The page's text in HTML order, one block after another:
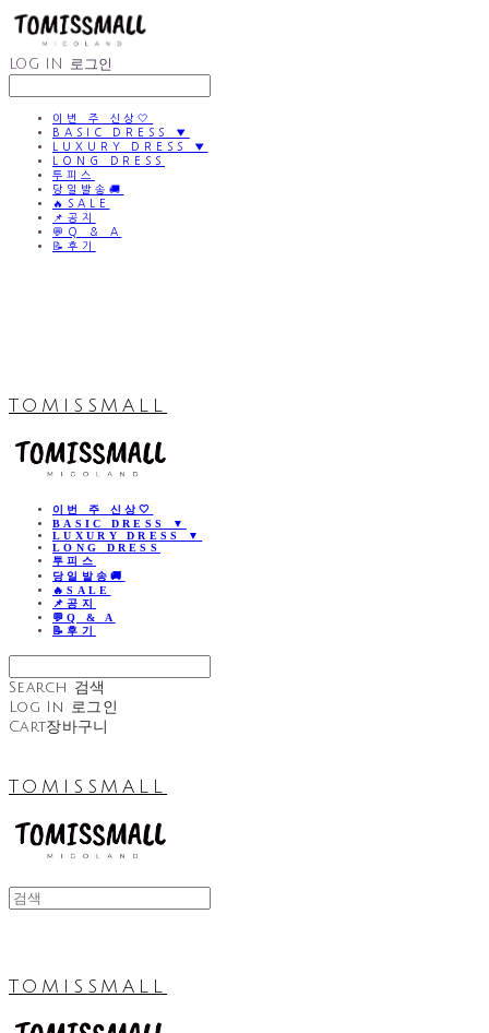
LOG IN 로그인
이번 주 신상🤍
BASIC DRESS ▼
LUXURY DRESS ▼
LONG DRESS
투피스
당일발송🚚
🔥SALE
📌공지
💬Q & A
📝후기
TOMISSMALL
이번 주 신상🤍
BASIC DRESS ▼
LUXURY DRESS ▼
LONG DRESS
투피스
당일발송🚚
🔥SALE
📌공지
💬Q & A
📝후기
Search 검색
Log In 로그인
Cart장바구니
TOMISSMALL
TOMISSMALL